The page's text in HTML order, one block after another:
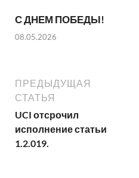
С ДНЕМ ПОБЕДЫ!
08.05.2026
ПРЕДЫДУЩАЯ
СТАТЬЯ
UCI отсрочил
исполнение статьи
1.2.019.